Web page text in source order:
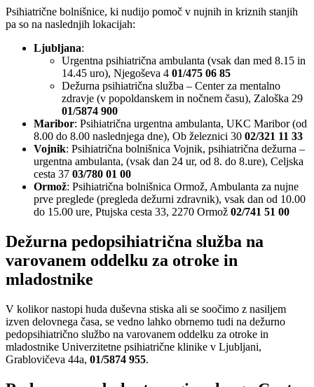
Psihiatrične bolnišnice, ki nudijo pomoč v nujnih in kriznih stanjih
pa so na naslednjih lokacijah:
Ljubljana:
Urgentna psihiatrična ambulanta (vsak dan med 8.15 in
14.45 uro), Njegoševa 4 01/475 06 85
Dežurna psihiatrična služba – Center za mentalno
zdravje (v popoldanskem in nočnem času), Zaloška 29
01/5874 900
Maribor: Psihiatrična urgentna ambulanta, UKC Maribor (od
8.00 do 8.00 naslednjega dne), Ob železnici 30 02/321 11 33
Vojnik: Psihiatrična bolnišnica Vojnik, psihiatrična dežurna –
urgentna ambulanta, (vsak dan 24 ur, od 8. do 8.ure), Celjska
cesta 37 03/780 01 00
Ormož: Psihiatrična bolnišnica Ormož, Ambulanta za nujne
prve preglede (pregleda dežurni zdravnik), vsak dan od 10.00
do 15.00 ure, Ptujska cesta 33, 2270 Ormož 02/741 51 00
Dežurna pedopsihiatrična služba na
varovanem oddelku za otroke in
mladostnike
V kolikor nastopi huda duševna stiska ali se soočimo z nasiljem
izven delovnega časa, se vedno lahko obrnemo tudi na dežurno
pedopsihiatrično službo na varovanem oddelku za otroke in
mladostnike Univerzitetne psihiatrične klinike v Ljubljani,
Grablovičeva 44a, 01/5874 955.